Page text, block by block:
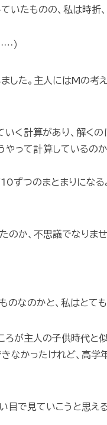
たものの、私は時折、
）
した。主人にはMの考
く計算があり、解くの
やって計算しているの
ずつのまとまりになる
のか、不思議でなりませ
のなのかと、私はとても
ろが主人の子供時代と似
なかったけれど、高
で見ていこうと思える